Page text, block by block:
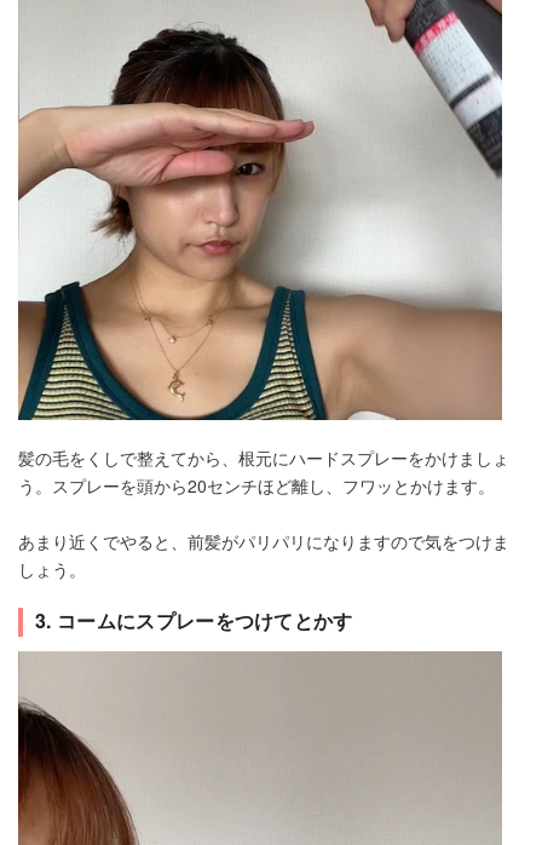
髪の毛をくしで整えてから、根元にハードスプレーをかけましょ
う。スプレーを頭から20センチほど離し、フワッとかけます。
あまり近くでやると、前髪がパリパリになりますので気をつけま
しょう。
3. コームにスプレーをつけてとかす